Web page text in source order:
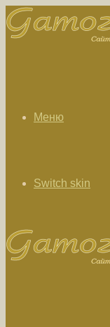
Меню
Switch skin